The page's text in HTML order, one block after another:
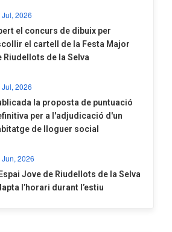
Jul, 2026
el concurs de dibuix per
el cartell de la Festa Major
Riudellots de la Selva
Jul, 2026
la proposta de puntuació
per a l'adjudicació d'un
de lloguer social
Jun, 2026
Jove de Riudellots de la Selva
l’horari durant l’estiu